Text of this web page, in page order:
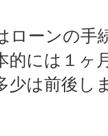
ローンの手
的には１ヶ
多少は前